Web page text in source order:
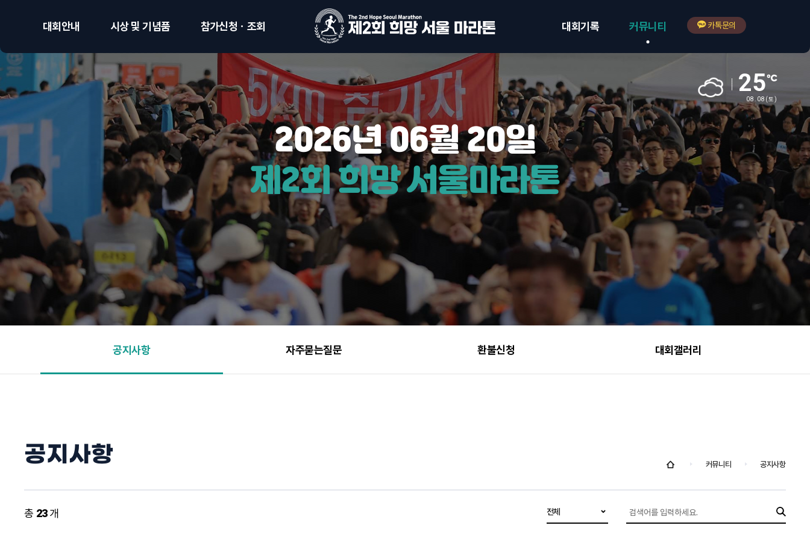
대회안내 시상 및 기념품 참가신청ㆍ조회 대회기록 커뮤니티 카톡문의
25
08.08 (토)
2026년06월20일
제2회희망서울마라톤
공지사항 자주묻는질문 환불신청 대회갤러리
공지사항 커뮤니티 공지사항
총 23개 전체
검